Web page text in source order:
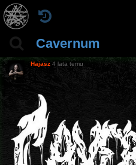
Cavernum
Hajasz 4 lata temu